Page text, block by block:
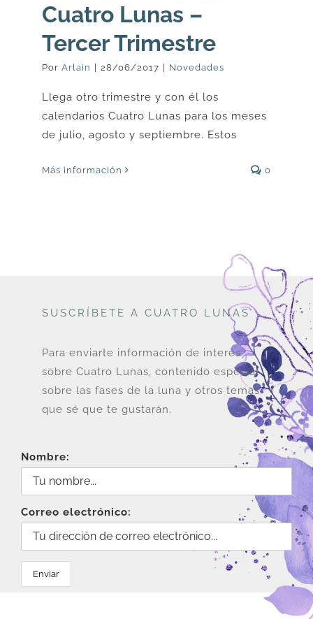
Cuatro Lunas –
Tercer Trimestre
Por Arlain | 28/06/2017 | Novedades
Llega otro trimestre y con él los
calendarios Cuatro Lunas para los meses
de julio, agosto y septiembre. Estos
Más información 0
SUSCRÍBETE A CUATRO LUNAS
Para enviarte información de interés
sobre Cuatro Lunas, contenido especial
sobre las fases de la luna y otros temas
que sé que te gustarán.
Nombre:
Correo electrónico: